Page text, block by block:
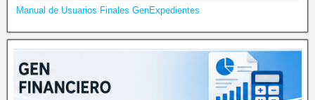
Manual de Usuarios Finales GenExpedientes